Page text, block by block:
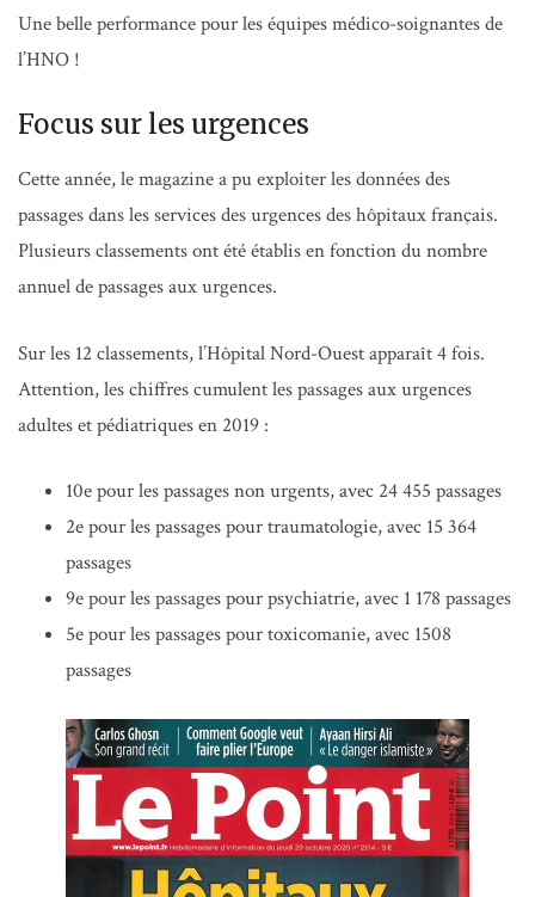
Une belle performance pour les équipes médico-soignantes de
l’HNO !
Focus sur les urgences
Cette année, le magazine a pu exploiter les données des
passages dans les services des urgences des hôpitaux français.
Plusieurs classements ont été établis en fonction du nombre
annuel de passages aux urgences.
Sur les 12 classements, l’Hôpital Nord-Ouest apparaît 4 fois.
Attention, les chiffres cumulent les passages aux urgences
adultes et pédiatriques en 2019 :
10e pour les passages non urgents, avec 24 455 passages
2e pour les passages pour traumatologie, avec 15 364
passages
9e pour les passages pour psychiatrie, avec 1 178 passages
5e pour les passages pour toxicomanie, avec 1508
passages